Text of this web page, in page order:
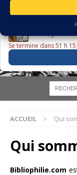
LE LIVRE DU
Se termine dans 51 h
ACCUEIL Qui
Qui
Bibliophilie.com